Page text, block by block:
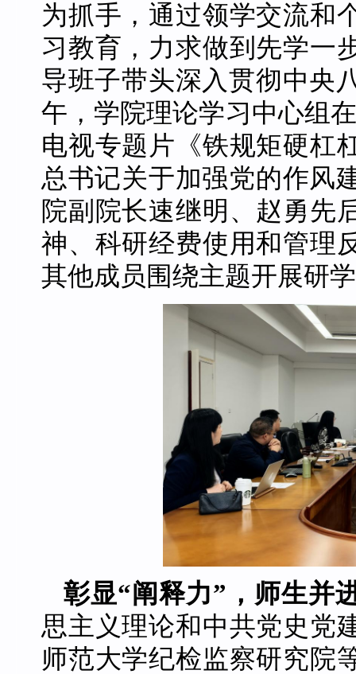
为抓手，通过领学交流和
习教育，力求做到 先学一
导班子带头深入贯彻中央
午，学院理论学习中心组
电视专题片《铁规矩硬杠
总书记关于加强党的作风
院副院长速继明、赵勇先
神、科研经费使用和管理
其他成员围绕主题开展研
彰显“阐释力”，师生并
思主义理论和中共党史党
师范大学纪检监察研究院